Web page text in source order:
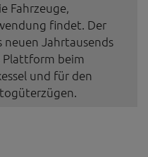
Fahrzeuge,
findet. Der
neuen Jahrtausends
Plattform beim
und für den